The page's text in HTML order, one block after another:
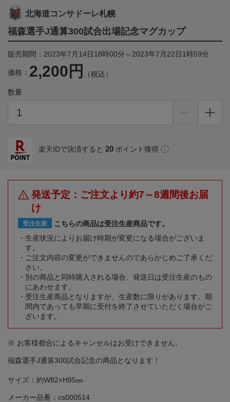
北海道コンサドーレ札幌
福森選手J通算300試合出場記念マグカップ
販売期間：2023年7月14日18時00分～2023年7月22日1時59分
価格： 2,200円 （税込）
数量
楽天IDで決済すると 20 ポイント獲得
発送予定：ご注文より約7～8週間後お届
け
受注生産
こちらの商品は受注生産商品です。
生産状況によりお届け時期が変更になる場合がございま
す。
ご注文内容の変更ができませんのであらかじめご了承くだ
さい。
別の商品と同時購入される場合、発送日は受注生産のもの
にあわせます。
受注生産商品となりますが、生産数に限りがあります。期
間内であっても早期に受付を終了させていただく場合がご
ざいます。
※ お客様都合によるキャンセルはお受けできません。
福森選手J通算300試合記念の商品となります！
サイズ：約W82×H95㎜
メーカー品番：cs000514